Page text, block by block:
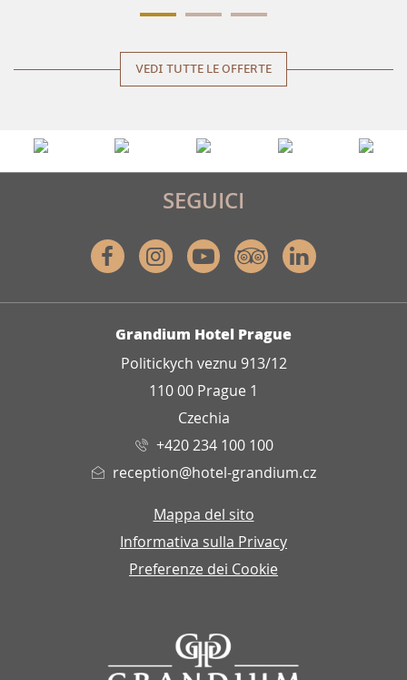
VEDI TUTTE LE OFFERTE
INDIRIZZOGrandium Hotel Prague
Politickych veznu 913/12
110 00 Prague 1
Czechia
+420 234 100 100
reception@hotel-grandium.cz
Mappa del sito
Informativa sulla Privacy
Preferenze dei Cookie
SEGUICI
FacebookInstagram
YoutubeTripadvisor
Linkedin